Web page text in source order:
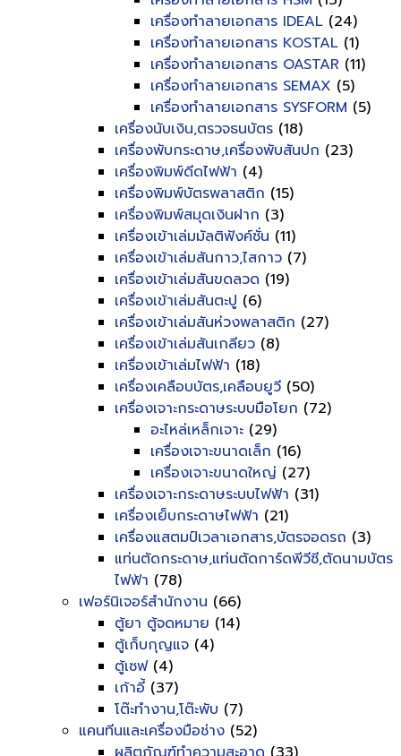
เครื่องทำลายเอกสาร IDEAL (24)
เครื่องทำลายเอกสาร KOSTAL (1)
เครื่องทำลายเอกสาร OASTAR (11)
เครื่องทำลายเอกสาร SEMAX (5)
เครื่องทำลายเอกสาร SYSFORM (5)
เครื่องนับเงิน,ตรวจธนบัตร (18)
เครื่องพับกระดาษ,เครื่องพับสันปก (23)
เครื่องพิมพ์ดีดไฟฟ้า (4)
เครื่องพิมพ์บัตรพลาสติก (15)
เครื่องพิมพ์สมุดเงินฝาก (3)
เครื่องเข้าเล่มมัลติฟังค์ชั่น (11)
เครื่องเข้าเล่มสันกาว,ไสกาว (7)
เครื่องเข้าเล่มสันขดลวด (19)
เครื่องเข้าเล่มสันตะปู (6)
เครื่องเข้าเล่มสันห่วงพลาสติก (27)
เครื่องเข้าเล่มสันเกลียว (8)
เครื่องเข้าเล่มไฟฟ้า (18)
เครื่องเคลือบบัตร,เคลือบยูวี (50)
เครื่องเจาะกระดาษระบบมือโยก (72)
อะไหล่เหล็กเจาะ (29)
เครื่องเจาะขนาดเล็ก (16)
เครื่องเจาะขนาดใหญ่ (27)
เครื่องเจาะกระดาษระบบไฟฟ้า (31)
เครื่องเย็บกระดาษไฟฟ้า (21)
เครื่องแสตมป์เวลาเอกสาร,บัตรจอดรถ (3)
แท่นตัดกระดาษ,แท่นตัดการ์ดพีวีซี,ตัดนามบัตร
ไฟฟ้า (78)
เฟอร์นิเจอร์สำนักงาน (66)
ตู้ยา ตู้จดหมาย (14)
ตู้เก็บกุญแจ (4)
ตู้เซฟ(4)
เก้าอี้ (37)
โต๊ะทำงาน,โต๊ะพับ (7)
แคนทีนและเครื่องมือช่าง (52)